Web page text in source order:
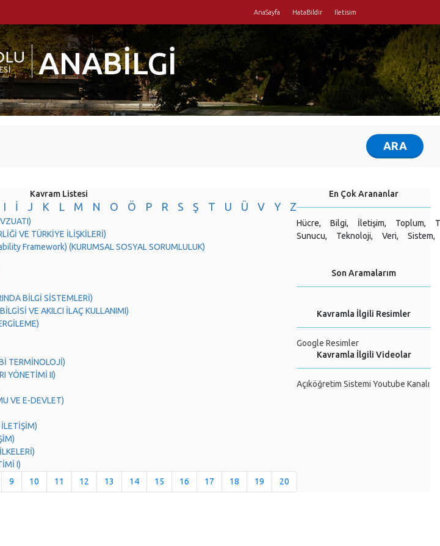
AnaSayfa HataBildir Iletisim
ANABİLGİ
Kavram Listesi
I İ J K L M N O Ö P R S Ş T U Ü V Y Z
VE TÜRKİYE İLİŞKİLERİ)
Framework) (KURUMSAL SOSYAL SORUMLULUK)
BİLGİ SİSTEMLERİ)
VE AKILCI İLAÇ KULLANIMI)
TERMİNOLOJİ)
YÖNETİMİ II)
VE E-DEVLET)
I)
9 10 11 12 13 14 15 16 17 18 19 20
En Çok Arananlar
Hücre, Bilgi, İletişim, Toplum,
Sunucu,
Teknoloji, Veri, Sistem,
Son Aramalarım
Kavramla İlgili Resimler
Google Resimler
Kavramla İlgili Videolar
Açıköğretim Sistemi Youtube Kanalı